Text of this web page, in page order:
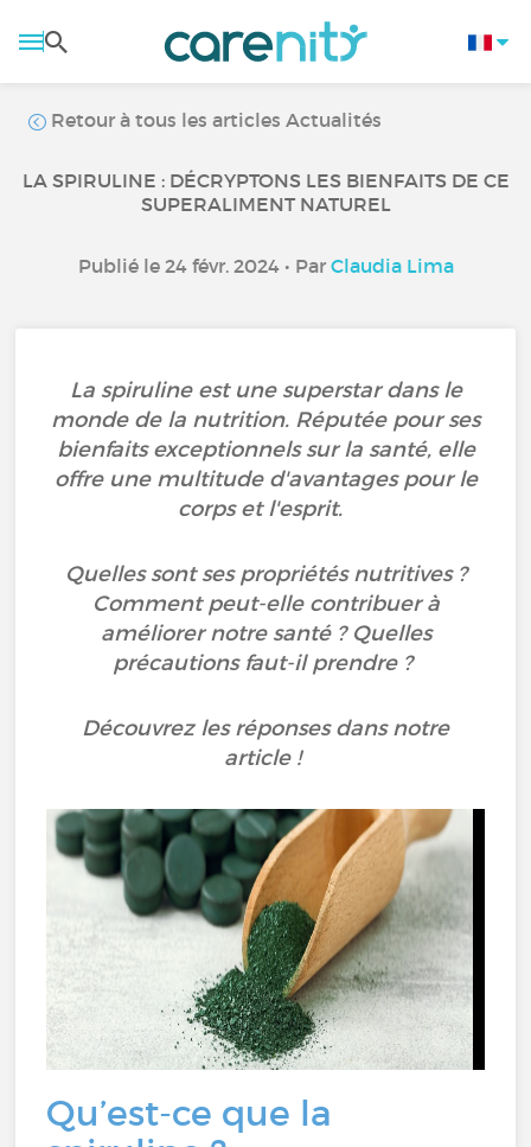
Retour à tous les articles Actualités
LA SPIRULINE : DÉCRYPTONS LES BIENFAITS DE CE
SUPERALIMENT NATUREL
Publié le 24 févr. 2024 • Par Claudia Lima
La spiruline est une superstar dans le
monde de la nutrition. Réputée pour ses
bienfaits exceptionnels sur la santé, elle
offre une multitude d'avantages pour le
corps et l'esprit.
Quelles sont ses propriétés nutritives ?
Comment peut-elle contribuer à
améliorer notre santé ? Quelles
précautions faut-il prendre ?
Découvrez les réponses dans notre
article !
Qu’est-ce que la